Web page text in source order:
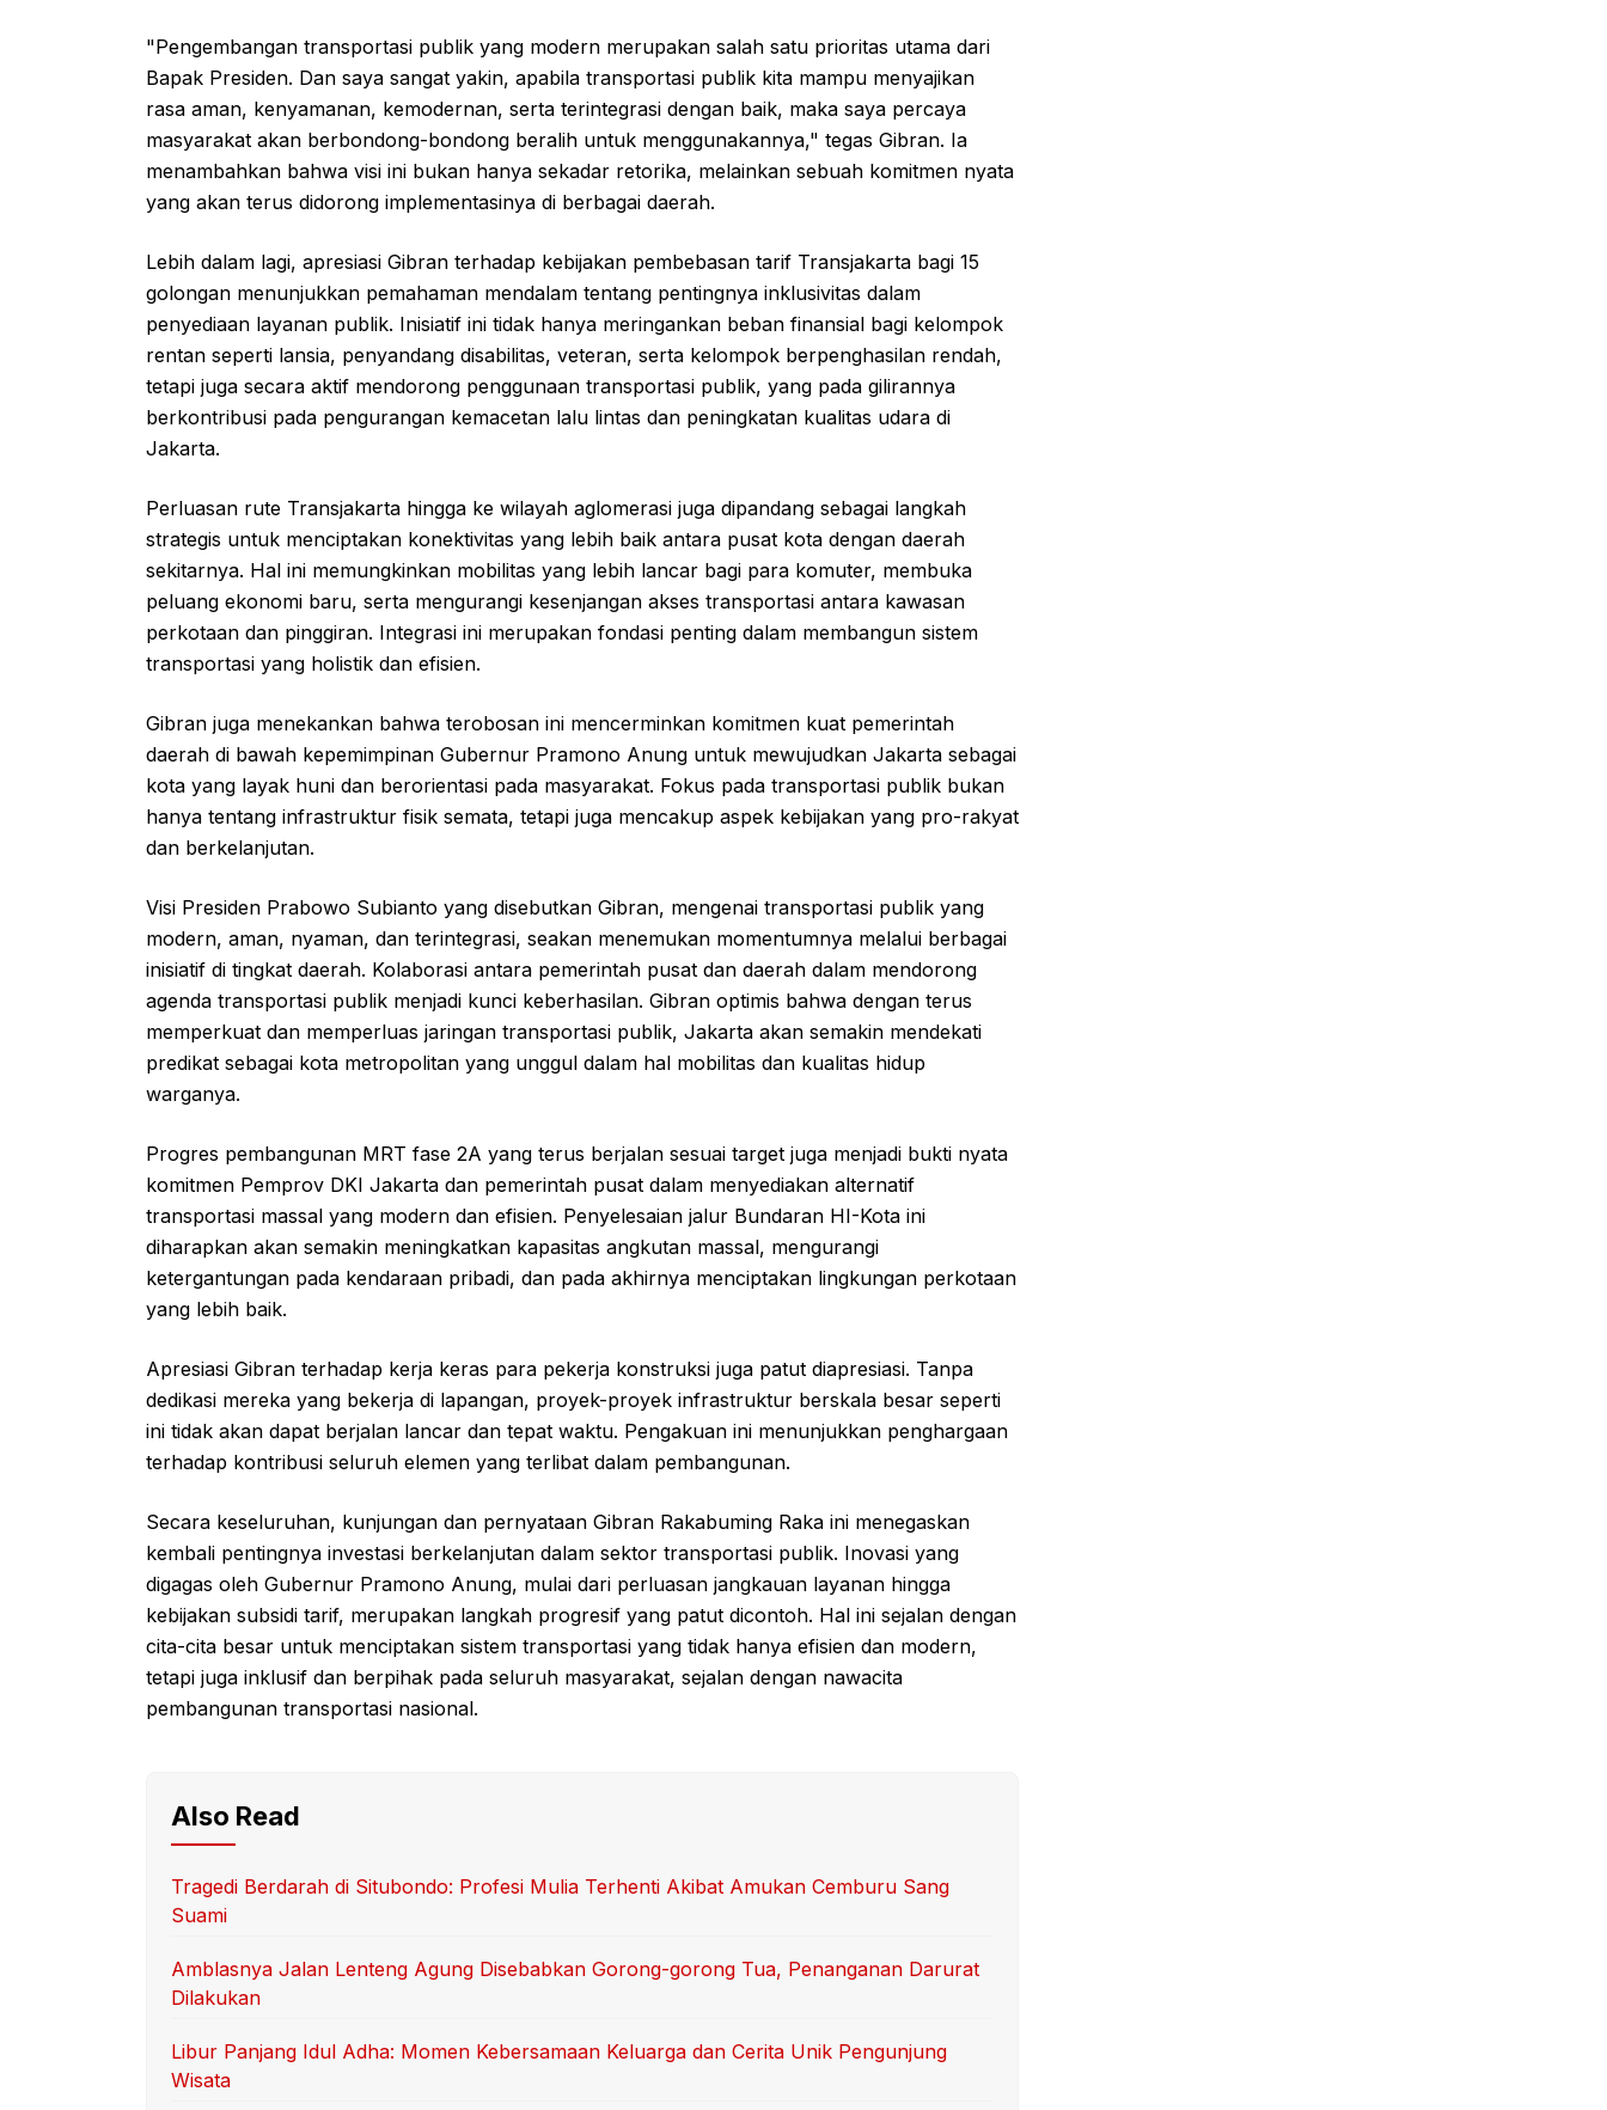
"Pengembangan transportasi publik yang modern merupakan salah satu prioritas utama dari
Bapak Presiden. Dan saya sangat yakin, apabila transportasi publik kita mampu menyajikan
rasa aman, kenyamanan, kemodernan, serta terintegrasi dengan baik, maka saya percaya
masyarakat akan berbondong-bondong beralih untuk menggunakannya," tegas Gibran. Ia
menambahkan bahwa visi ini bukan hanya sekadar retorika, melainkan sebuah komitmen nyata
yang akan terus didorong implementasinya di berbagai daerah.
Lebih dalam lagi, apresiasi Gibran terhadap kebijakan pembebasan tarif Transjakarta bagi 15
golongan menunjukkan pemahaman mendalam tentang pentingnya inklusivitas dalam
penyediaan layanan publik. Inisiatif ini tidak hanya meringankan beban finansial bagi kelompok
rentan seperti lansia, penyandang disabilitas, veteran, serta kelompok berpenghasilan rendah,
tetapi juga secara aktif mendorong penggunaan transportasi publik, yang pada gilirannya
berkontribusi pada pengurangan kemacetan lalu lintas dan peningkatan kualitas udara di
Jakarta.
Perluasan rute Transjakarta hingga ke wilayah aglomerasi juga dipandang sebagai langkah
strategis untuk menciptakan konektivitas yang lebih baik antara pusat kota dengan daerah
sekitarnya. Hal ini memungkinkan mobilitas yang lebih lancar bagi para komuter, membuka
peluang ekonomi baru, serta mengurangi kesenjangan akses transportasi antara kawasan
perkotaan dan pinggiran. Integrasi ini merupakan fondasi penting dalam membangun sistem
transportasi yang holistik dan efisien.
Gibran juga menekankan bahwa terobosan ini mencerminkan komitmen kuat pemerintah
daerah di bawah kepemimpinan Gubernur Pramono Anung untuk mewujudkan Jakarta sebagai
kota yang layak huni dan berorientasi pada masyarakat. Fokus pada transportasi publik bukan
hanya tentang infrastruktur fisik semata, tetapi juga mencakup aspek kebijakan yang pro-rakyat
dan berkelanjutan.
Visi Presiden Prabowo Subianto yang disebutkan Gibran, mengenai transportasi publik yang
modern, aman, nyaman, dan terintegrasi, seakan menemukan momentumnya melalui berbagai
inisiatif di tingkat daerah. Kolaborasi antara pemerintah pusat dan daerah dalam mendorong
agenda transportasi publik menjadi kunci keberhasilan. Gibran optimis bahwa dengan terus
memperkuat dan memperluas jaringan transportasi publik, Jakarta akan semakin mendekati
predikat sebagai kota metropolitan yang unggul dalam hal mobilitas dan kualitas hidup
warganya.
Progres pembangunan MRT fase 2A yang terus berjalan sesuai target juga menjadi bukti nyata
komitmen Pemprov DKI Jakarta dan pemerintah pusat dalam menyediakan alternatif
transportasi massal yang modern dan efisien. Penyelesaian jalur Bundaran HI-Kota ini
diharapkan akan semakin meningkatkan kapasitas angkutan massal, mengurangi
ketergantungan pada kendaraan pribadi, dan pada akhirnya menciptakan lingkungan perkotaan
yang lebih baik.
Apresiasi Gibran terhadap kerja keras para pekerja konstruksi juga patut diapresiasi. Tanpa
dedikasi mereka yang bekerja di lapangan, proyek-proyek infrastruktur berskala besar seperti
ini tidak akan dapat berjalan lancar dan tepat waktu. Pengakuan ini menunjukkan penghargaan
terhadap kontribusi seluruh elemen yang terlibat dalam pembangunan.
Secara keseluruhan, kunjungan dan pernyataan Gibran Rakabuming Raka ini menegaskan
kembali pentingnya investasi berkelanjutan dalam sektor transportasi publik. Inovasi yang
digagas oleh Gubernur Pramono Anung, mulai dari perluasan jangkauan layanan hingga
kebijakan subsidi tarif, merupakan langkah progresif yang patut dicontoh. Hal ini sejalan dengan
cita-cita besar untuk menciptakan sistem transportasi yang tidak hanya efisien dan modern,
tetapi juga inklusif dan berpihak pada seluruh masyarakat, sejalan dengan nawacita
pembangunan transportasi nasional.
Also Read
Tragedi Berdarah di Situbondo: Profesi Mulia Terhenti Akibat Amukan Cemburu Sang
Suami
Amblasnya Jalan Lenteng Agung Disebabkan Gorong-gorong Tua, Penanganan Darurat
Dilakukan
Libur Panjang Idul Adha: Momen Kebersamaan Keluarga dan Cerita Unik Pengunjung
Wisata